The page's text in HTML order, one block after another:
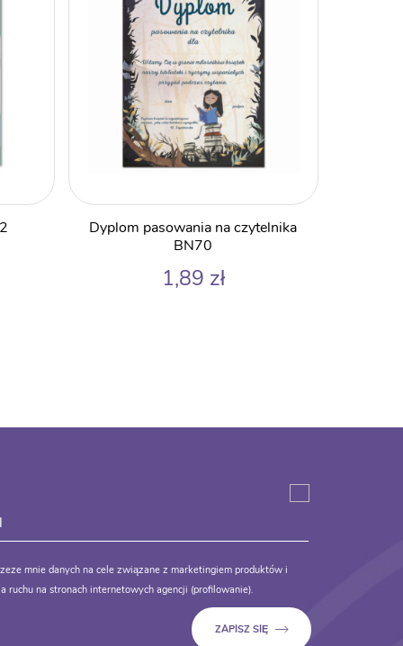
Dyplom pasowania na czytelnika
BN70
1,89 zł
mnie danych na cele związane z marketingiem produktów i
ruchu na stronach internetowych agencji (profilowanie).